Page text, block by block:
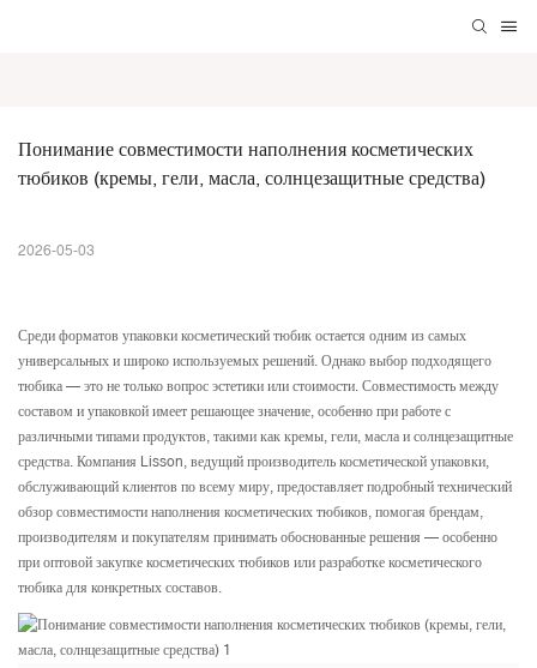
Понимание совместимости наполнения косметических
тюбиков (кремы, гели, масла, солнцезащитные средства)
2026-05-03
Среди форматов упаковки косметический тюбик остается одним из самых
универсальных и широко используемых решений. Однако выбор подходящего
тюбика — это не только вопрос эстетики или стоимости. Совместимость между
составом и упаковкой имеет решающее значение, особенно при работе с
различными типами продуктов, такими как кремы, гели, масла и солнцезащитные
средства. Компания Lisson, ведущий производитель косметической упаковки,
обслуживающий клиентов по всему миру, предоставляет подробный технический
обзор совместимости наполнения косметических тюбиков, помогая брендам,
производителям и покупателям принимать обоснованные решения — особенно
при оптовой закупке косметических тюбиков или разработке косметического
тюбика для конкретных составов.